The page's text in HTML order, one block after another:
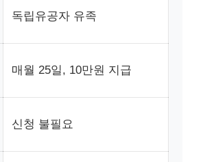
독립유공자 유족
매월 25일, 10만원 지급
신청 불필요